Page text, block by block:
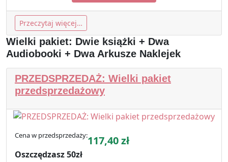
Przeczytaj więcej…
Wielki pakiet: Dwie książki + Dwa
Audiobooki + Dwa Arkusze Naklejek
PRZEDSPRZEDAŻ: Wielki pakiet
przedsprzedażowy
Cena w przedsprzedaży:117,40zł
Oszczędzasz 50zł